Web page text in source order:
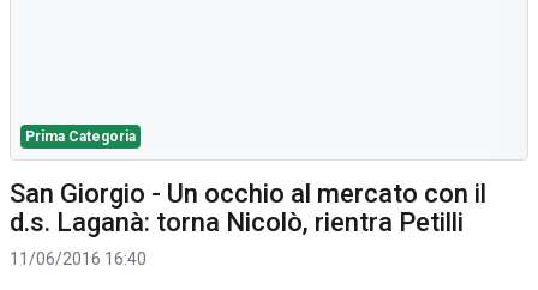
Prima Categoria
San Giorgio - Un occhio al mercato con il
d.s. Laganà: torna Nicolò, rientra Petilli
11/06/2016 16:40